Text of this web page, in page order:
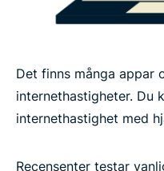
Det finns många appar
internethastigheter. Du
internethastighet med
Recensenter testar